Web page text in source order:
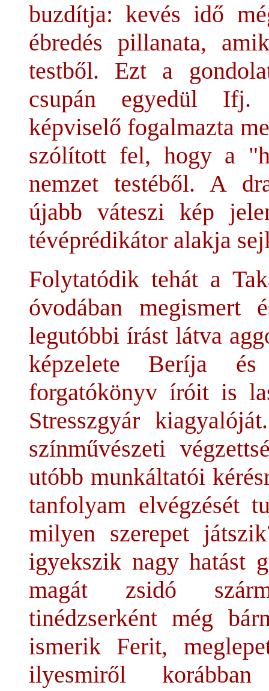
buzdítja: kevés idő
ébredés pillanata,
testből. Ezt a
csupán egyedül Ifj.
képviselő fogalmazta
szólított fel, hogy a
nemzet testéből. A
újabb váteszi kép
tévéprédikátor alakja
Folytatódik tehát a
óvodában megismert
legutóbbi írást látva
képzelete Beríja
forgatókönyv íróit is
Stresszgyár
színművészeti
utóbb munkáltatói
tanfolyam elvégzését
milyen szerepet
igyekszik nagy hatást
magát zsidó
tinédzserként még
ismerik Ferit,
ilyesmiről